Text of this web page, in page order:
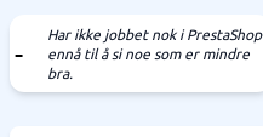
Har ikke jobbet nok i PrestaShop
ennå til å si noe som er mindre
bra.